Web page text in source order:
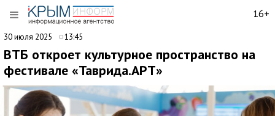
16+
30 июля 2025 13:45
ВТБ откроет культурное пространство на
фестивале «Таврида.АРТ»